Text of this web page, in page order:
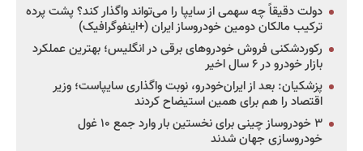
دولت دقیقاً چه سهمی از سایپا را می‌تواند واگذار کند؟ پشت پرده
ترکیب مالکان دومین خودروساز ایران (+اینفوگرافیک)
رکوردشکنی فروش خودروهای برقی در انگلیس؛ بهترین عملکرد
بازار خودرو در ۶ سال اخیر
پزشکیان: بعد از ایران‌خودرو، نوبت واگذاری سایپاست؛ وزیر
اقتصاد را هم برای همین استیضاح کردند
۳ خودروساز چینی برای نخستین بار وارد جمع ۱۰ غول
خودروسازی جهان شدند